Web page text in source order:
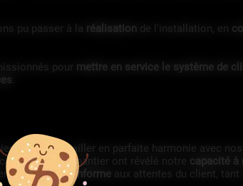
pu passer à la réalisation de l'installation, en
pour mettre en service le système de
était de travailler en parfaite harmonie avec
sur ce chantier ont révélé notre capacité à
unouvrage conforme aux attentes du client,